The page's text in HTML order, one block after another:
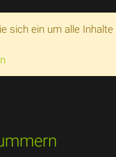
sich ein um alle